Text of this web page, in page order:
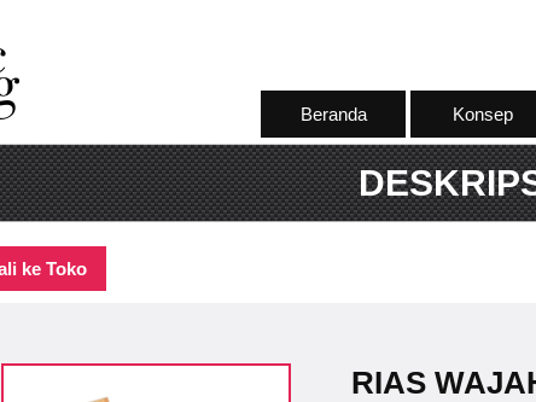
Beranda Konsep
ke Toko
RIAS